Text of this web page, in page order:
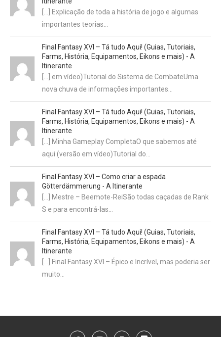
[…] Explicação de toda a história de jogo e algumas
importantes teorias…
Final Fantasy XVI – Tá tudo Aqui! (Guias, Tutoriais,
Farms, História, Equipamentos, Eikons e mais) - A
Itinerante
[…] em vídeo)Tutorial do Sistema de CombateUma
nova chuva de informações importantes…
Final Fantasy XVI – Tá tudo Aqui! (Guias, Tutoriais,
Farms, História, Equipamentos, Eikons e mais) - A
Itinerante
[…] Minha Gameplay CompletaO que sabemos até
aqui (versão em vídeo)Tutorial do…
Final Fantasy XVI – Como criar a espada
Götterdämmerung - A Itinerante
[…] Mestre – Beemote-ReiSão todas caçadas de Rank
S e para encontrá-las…
Final Fantasy XVI – Tá tudo Aqui! (Guias, Tutoriais,
Farms, História, Equipamentos, Eikons e mais) - A
Itinerante
[…] Final Fantasy XVI – Épico e Incrível, mas poderia ser
muito…